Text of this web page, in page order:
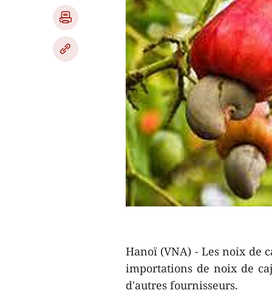
Hanoï (VNA) - Les noix de
importations de noix de
d'autres fournisseurs.